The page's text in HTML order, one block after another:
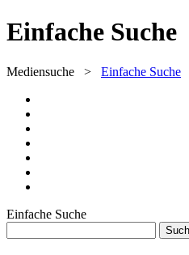
Einfache Suche
Mediensuche > Einfache Suche
Einfache Suche